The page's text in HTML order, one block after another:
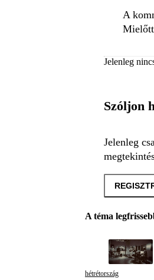
A
Jelenleg
Szóljon
Jelenleg
A téma
hétrétország